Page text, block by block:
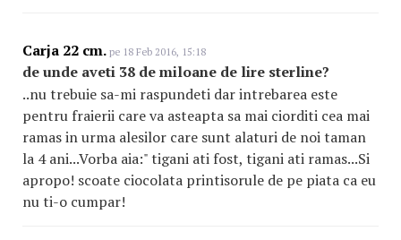
Carja 22 cm. pe 18 Feb 2016, 15:18
de unde aveti 38 de miloane de lire sterline?
..nu trebuie sa-mi raspundeti dar intrebarea este
pentru fraierii care va asteapta sa mai ciorditi cea mai
ramas in urma alesilor care sunt alaturi de noi taman
la 4 ani...Vorba aia:" tigani ati fost, tigani ati ramas...Si
apropo! scoate ciocolata printisorule de pe piata ca eu
nu ti-o cumpar!